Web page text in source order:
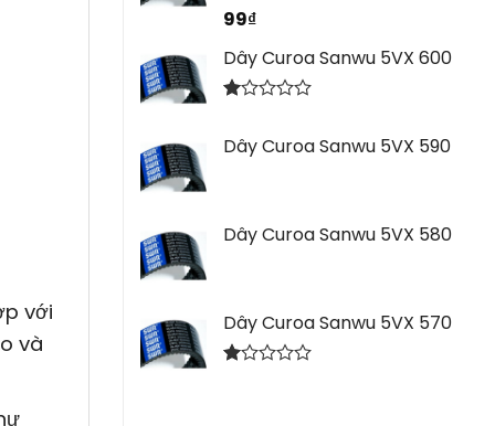
Được
hạng
2.44
5 sao
99₫
Dây Curoa Sanwu 5VX 600
hạng
Dây Curoa Sanwu 5VX 590
Dây Curoa Sanwu 5VX 580
Dây Curoa Sanwu 5VX 570
với
và